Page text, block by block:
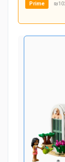
Prime